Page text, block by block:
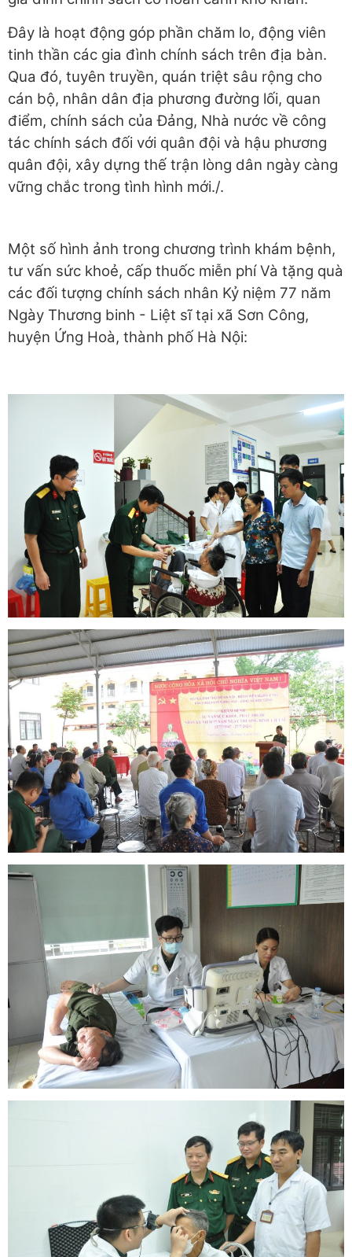
Đây là hoạt động góp phần chăm lo, động viên
tinh thần các gia đình chính sách trên địa bàn.
Qua đó, tuyên truyền, quán triệt sâu rộng cho
cán bộ, nhân dân địa phương đường lối, quan
điểm, chính sách của Đảng, Nhà nước về công
tác chính sách đối với quân đội và hậu phương
quân đội, xây dựng thế trận lòng dân ngày càng
vững chắc trong tình hình mới./.
Một số hình ảnh trong chương trình khám bệnh,
tư vấn sức khoẻ, cấp thuốc miễn phí Và tặng quà
các đối tượng chính sách nhân Kỷ niệm 77 năm
Ngày Thương binh - Liệt sĩ tại xã Sơn Công,
huyện Ứng Hoà, thành phố Hà Nội: